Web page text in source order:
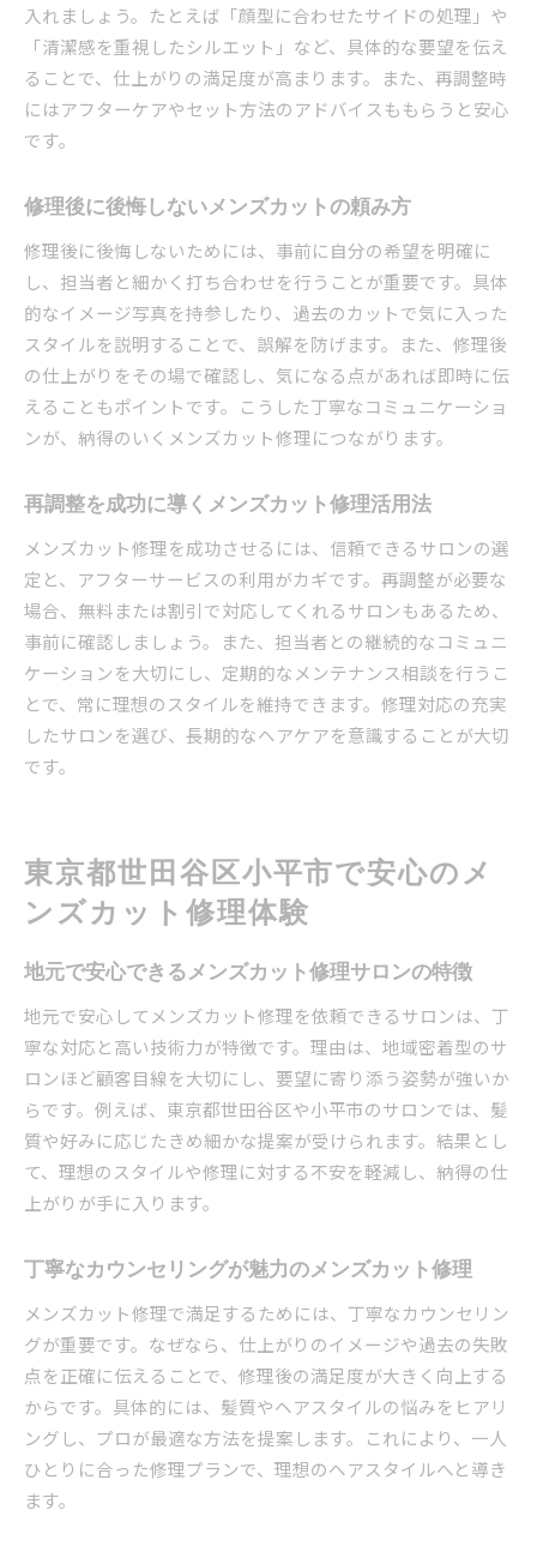
入れましょう。たとえば「顔型に合わせたサイドの処理」や
「清潔感を重視したシルエット」など、具体的な要望を伝え
ることで、仕上がりの満足度が高まります。また、再調整時
にはアフターケアやセット方法のアドバイスももらうと安心
です。
修理後に後悔しないメンズカットの頼み方
修理後に後悔しないためには、事前に自分の希望を明確に
し、担当者と細かく打ち合わせを行うことが重要です。具体
的なイメージ写真を持参したり、過去のカットで気に入った
スタイルを説明することで、誤解を防げます。また、修理後
の仕上がりをその場で確認し、気になる点があれば即時に伝
えることもポイントです。こうした丁寧なコミュニケーショ
ンが、納得のいくメンズカット修理につながります。
再調整を成功に導くメンズカット修理活用法
メンズカット修理を成功させるには、信頼できるサロンの選
定と、アフターサービスの利用がカギです。再調整が必要な
場合、無料または割引で対応してくれるサロンもあるため、
事前に確認しましょう。また、担当者との継続的なコミュニ
ケーションを大切にし、定期的なメンテナンス相談を行うこ
とで、常に理想のスタイルを維持できます。修理対応の充実
したサロンを選び、長期的なヘアケアを意識することが大切
です。
東京都世田谷区小平市で安心のメ
ンズカット修理体験
地元で安心できるメンズカット修理サロンの特徴
地元で安心してメンズカット修理を依頼できるサロンは、丁
寧な対応と高い技術力が特徴です。理由は、地域密着型のサ
ロンほど顧客目線を大切にし、要望に寄り添う姿勢が強いか
らです。例えば、東京都世田谷区や小平市のサロンでは、髪
質や好みに応じたきめ細かな提案が受けられます。結果とし
て、理想のスタイルや修理に対する不安を軽減し、納得の仕
上がりが手に入ります。
丁寧なカウンセリングが魅力のメンズカット修理
メンズカット修理で満足するためには、丁寧なカウンセリン
グが重要です。なぜなら、仕上がりのイメージや過去の失敗
点を正確に伝えることで、修理後の満足度が大きく向上する
からです。具体的には、髪質やヘアスタイルの悩みをヒアリ
ングし、プロが最適な方法を提案します。これにより、一人
ひとりに合った修理プランで、理想のヘアスタイルへと導き
ます。